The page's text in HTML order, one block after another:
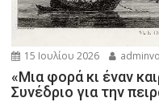
15 Ιουλίου 2026
«Μια φορά κι έναν
Συνέδριο για την